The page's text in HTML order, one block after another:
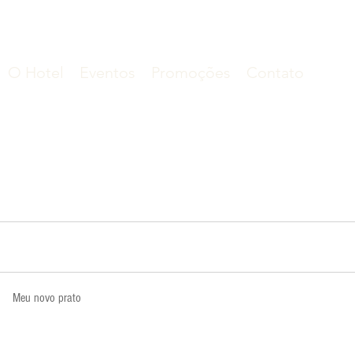
Meu novo prato